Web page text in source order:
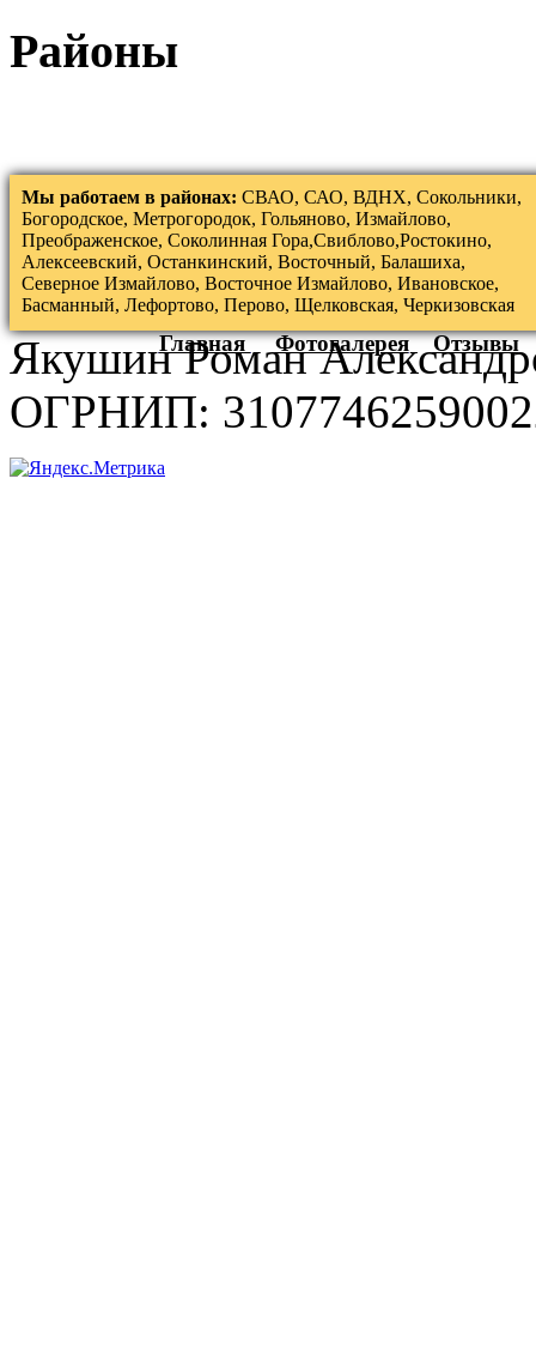
Районы
Мы работаем в районах: СВАО, САО, ВДНХ, Сокольники,
Богородское, Метрогородок, Гольяново, Измайлово,
Преображенское, Соколинная Гора,Свиблово,Ростокино,
Алексеевский, Останкинский, Восточный, Балашиха,
Северное Измайлово, Восточное Измайлово, Ивановское,
Басманный, Лефортово, Перово, Щелковская, Черкизовская
Главная Фотогалерея Отзывы
Якушин Роман
ОГРНИП: